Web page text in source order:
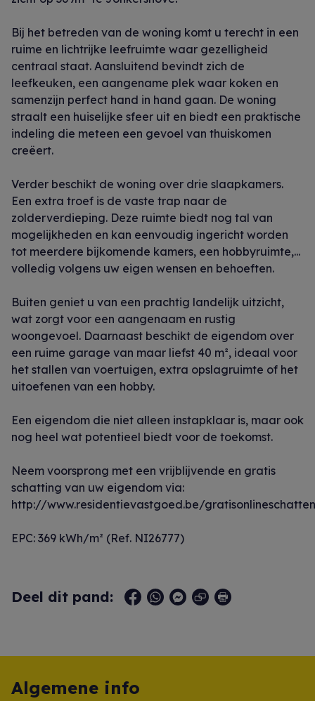
Bij het betreden van de woning komt u terecht in een
ruime en lichtrijke leefruimte waar gezelligheid
centraal staat. Aansluitend bevindt zich de
leefkeuken, een aangename plek waar koken en
samenzijn perfect hand in hand gaan. De woning
straalt een huiselijke sfeer uit en biedt een praktische
indeling die meteen een gevoel van thuiskomen
creëert.
Verder beschikt de woning over drie slaapkamers.
Een extra troef is de vaste trap naar de
zolderverdieping. Deze ruimte biedt nog tal van
mogelijkheden en kan eenvoudig ingericht worden
tot meerdere bijkomende kamers, een hobbyruimte,...
volledig volgens uw eigen wensen en behoeften.
Buiten geniet u van een prachtig landelijk uitzicht,
wat zorgt voor een aangenaam en rustig
woongevoel. Daarnaast beschikt de eigendom over
een ruime garage van maar liefst 40 m², ideaal voor
het stallen van voertuigen, extra opslagruimte of het
uitoefenen van een hobby.
Een eigendom die niet alleen instapklaar is, maar ook
nog heel wat potentieel biedt voor de toekomst.
Neem voorsprong met een vrijblijvende en gratis
schatting van uw eigendom via:
http://www.residentievastgoed.be/gratisonlineschatten
EPC: 369 kWh/m² (Ref. NI26777)
Deel dit pand:
Algemene info